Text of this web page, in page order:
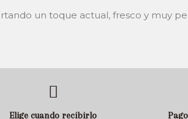
un toque actual, fresco y muy
Elige cuando recibirlo